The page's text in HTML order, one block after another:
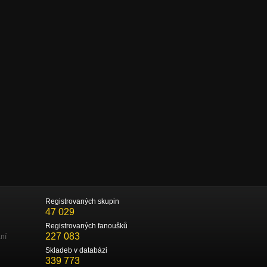
Registrovaných skupin
47 029
Registrovaných fanoušků
227 083
Skladeb v databázi
339 773